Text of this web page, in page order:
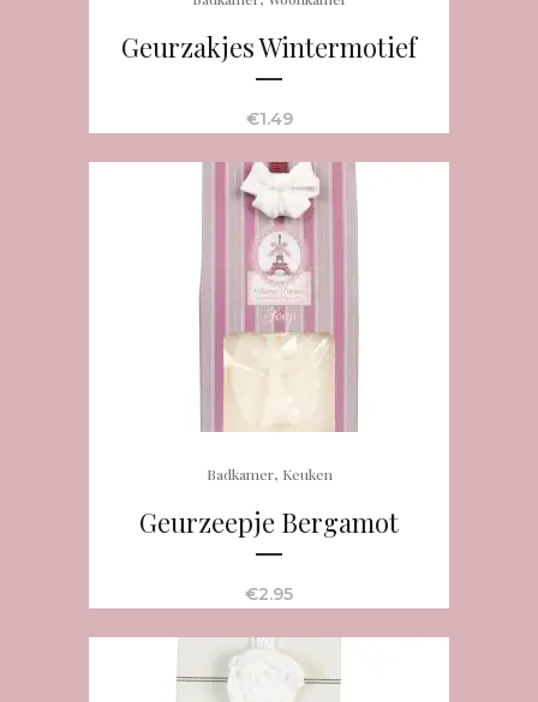
Geurzakjes Wintermotief
€1.49
Badkamer, Keuken
Geurzeepje Bergamot
€2.95